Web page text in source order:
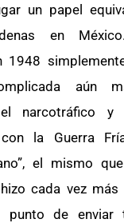
un papel
en
1948
aún
narcotráfico y
con la Guerra
el mismo
cada vez más
punto de enviar